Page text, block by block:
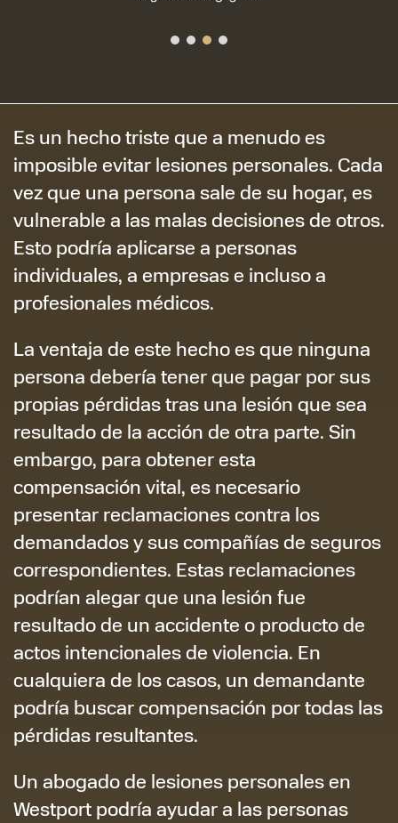
Es un hecho triste que a menudo es
imposible evitar lesiones personales. Cada
vez que una persona sale de su hogar, es
vulnerable a las malas decisiones de otros.
Esto podría aplicarse a personas
individuales, a empresas e incluso a
profesionales médicos.
La ventaja de este hecho es que ninguna
persona debería tener que pagar por sus
propias pérdidas tras una lesión que sea
resultado de la acción de otra parte. Sin
embargo, para obtener esta
compensación vital, es necesario
presentar reclamaciones contra los
demandados y sus compañías de seguros
correspondientes. Estas reclamaciones
podrían alegar que una lesión fue
resultado de un accidente o producto de
actos intencionales de violencia. En
cualquiera de los casos, un demandante
podría buscar compensación por todas las
pérdidas resultantes.
Un abogado de lesiones personales en
Westport podría ayudar a las personas